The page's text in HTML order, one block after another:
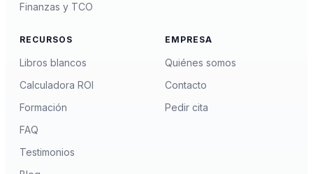
Finanzas y TCO
RECURSOS
Libros blancos
Calculadora ROI
Formación
FAQ
Testimonios
EMPRESA
Quiénes somos
Contacto
Pedir cita